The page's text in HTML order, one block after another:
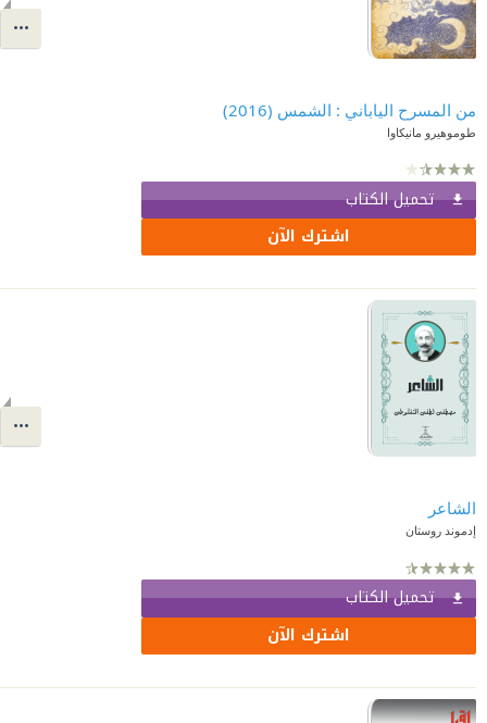
من المسرح الياباني : الشمس (2016)
طوموهيرو مانيكاوا
تحميل الكتاب
اشترك الآن
الشاعر
إدموند روستان
تحميل الكتاب
اشترك الآن